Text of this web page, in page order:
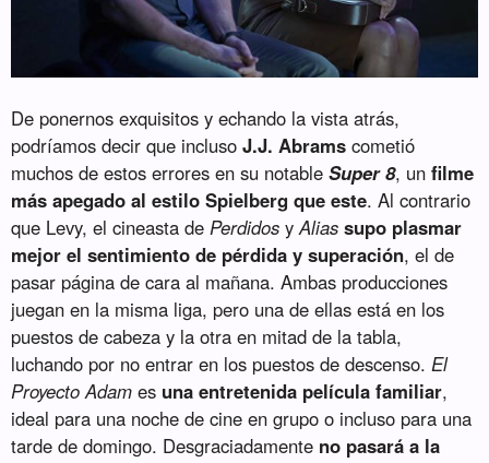
De ponernos exquisitos y echando la vista atrás,
podríamos decir que inclusoJ.J. Abrams cometió
muchos de estos errores en su notableSuper 8, unfilme
más apegado al estilo Spielberg que este. Al contrario
que Levy, el cineasta dePerdidos yAlias supo plasmar
mejor el sentimiento de pérdida y superación, el de
pasar página de cara al mañana. Ambas producciones
juegan en la misma liga, pero una de ellas está en los
puestos de cabeza y la otra en mitad de la tabla,
luchando por no entrar en los puestos de descenso.El
Proyecto Adam es una entretenida película familiar,
ideal para una noche de cine en grupo o incluso para una
tarde de domingo. Desgraciadamente no pasará a la